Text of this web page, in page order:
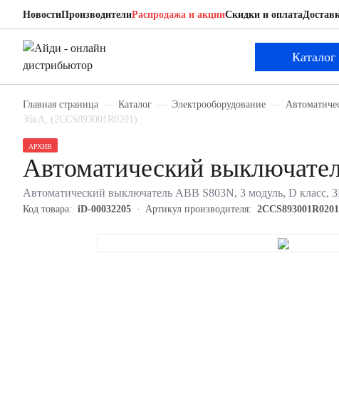
НовостиПроизводителиРаспродажа и акцииСкидки и оплата
Каталог
Главная страница Каталог Электрооборудование
36кА, (2CCS893001R0201)
АРХИВ
Автоматический
Автоматический выключатель ABB S803N, 3 модуль, D класс,
Код товара: iD-00032205 Артикул производителя: 2CCS893001R0201
ABB 2CCS893001R0201
Автоматический выключатель